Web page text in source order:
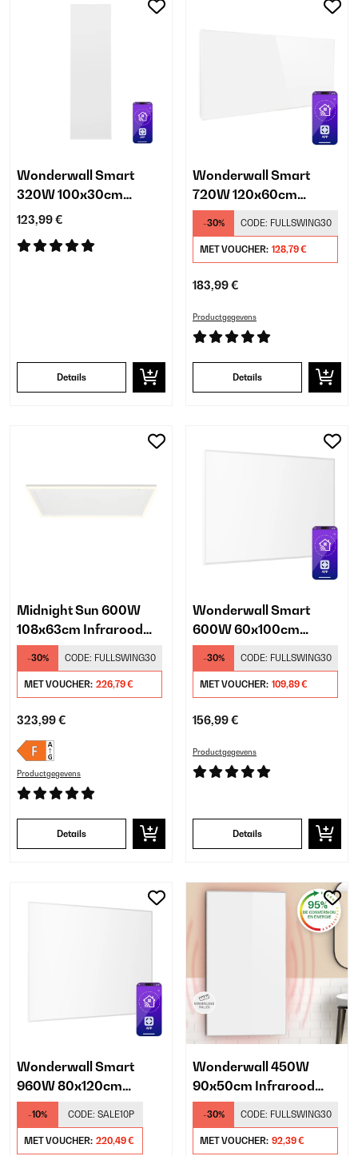
Wonderwall Smart
320W 100x30cm
Infrarood Paneel Wit
123,99 €
Details
Wonderwall Smart
720W 120x60cm
Infrarood Paneel Wit
-30% CODE: FULLSWING30
MET VOUCHER: 128,79 €
183,99 €
Productgegevens
Details
Midnight Sun 600W
108x63cm Infrarood
Paneel Wit
-30% CODE: FULLSWING30
MET VOUCHER: 226,79 €
323,99 €
Productgegevens
Details
Wonderwall Smart
600W 60x100cm
Infrarood Paneel Wit
-30% CODE: FULLSWING30
MET VOUCHER: 109,89 €
156,99 €
Productgegevens
Details
Wonderwall Smart
960W 80x120cm
Infrarood Paneel Wit
-10% CODE: SALE10P
MET VOUCHER: 220,49 €
Wonderwall 450W
90x50cm Infrarood
Paneel Wit
-30% CODE: FULLSWING30
MET VOUCHER: 92,39 €